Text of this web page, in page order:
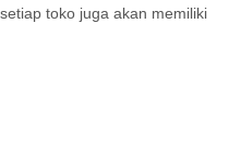
toko juga akan memiliki